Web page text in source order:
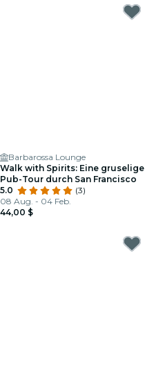
Barbarossa Lounge
Walk with Spirits: Eine gruselige
Pub-Tour durch San Francisco
5.0
(3)
08 Aug. - 04 Feb.
44,00 $